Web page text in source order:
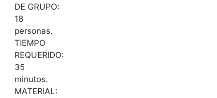
DE GRUPO:
18
personas.
TIEMPO
REQUERIDO:
35
minutos.
MATERIAL: